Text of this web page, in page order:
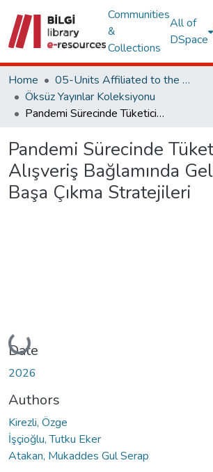
Communities
&
Collections
All of
DSpace
Home
05-Units Affiliated to the Rectorate
Öksüz Yayınlar Koleksiyonu
Pandemi Sürecinde Tüketicilerin Alışveriş Bağlamında Geliştirdikleri Başa Çıkma Stratejileri
Pandemi Sürecinde
Alışveriş Bağlamında
Başa Çıkma Stratejileri
Loading...
Date
2026
Authors
Kirezli, Özge
İşçioğlu, Tutku Eker
Atakan, Mukaddes Gul Serap